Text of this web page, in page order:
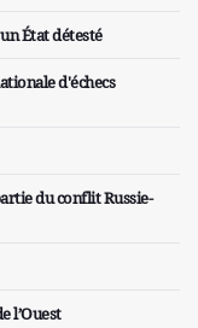
État détesté
d'échecs
du conflit Russie-
l’Ouest